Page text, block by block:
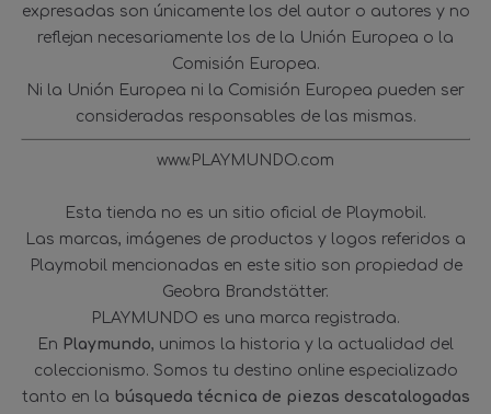
expresadas son únicamente los del autor o autores y no
reflejan necesariamente los de la Unión Europea o la
Comisión Europea.
Ni la Unión Europea ni la Comisión Europea pueden ser
consideradas responsables de las mismas.
www.PLAYMUNDO.com
Esta tienda no es un sitio oficial de Playmobil.
Las marcas, imágenes de productos y logos referidos a
Playmobil mencionadas en este sitio son propiedad de
Geobra Brandstätter.
PLAYMUNDO es una marca registrada.
En Playmundo, unimos la historia y la actualidad del
coleccionismo. Somos tu destino online especializado
tanto en la búsqueda técnica de piezas descatalogadas